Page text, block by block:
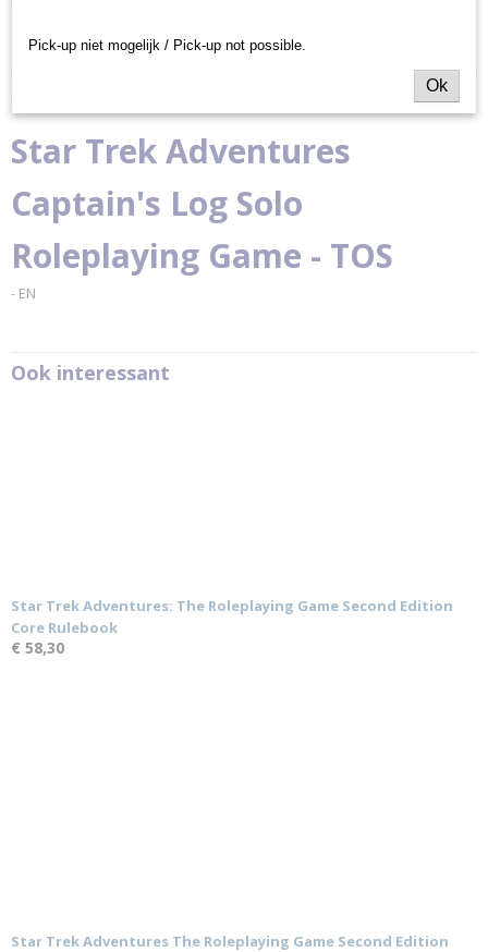
Specificaties
MUH0142304
Productcode leverancier
MUH0142304
Star Trek Adventures
Captain's Log Solo
Roleplaying Game - TOS
- EN
Ook interessant
Star Trek Adventures: The Roleplaying Game Second Edition
Core Rulebook
€ 58,30
Star Trek Adventures The Roleplaying Game Second Edition
Pick-up niet mogelijk / Pick-up not possible.
Ok